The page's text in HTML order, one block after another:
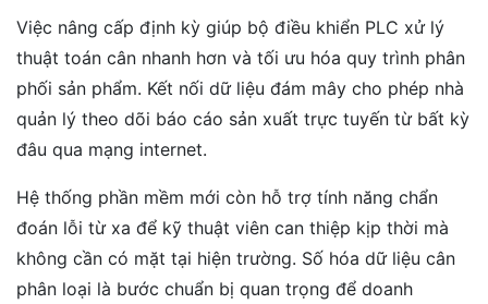
Việc nâng cấp định kỳ giúp bộ điều khiển PLC xử lý
thuật toán cân nhanh hơn và tối ưu hóa quy trình phân
phối sản phẩm. Kết nối dữ liệu đám mây cho phép nhà
quản lý theo dõi báo cáo sản xuất trực tuyến từ bất kỳ
đâu qua mạng internet.
Hệ thống phần mềm mới còn hỗ trợ tính năng chẩn
đoán lỗi từ xa để kỹ thuật viên can thiệp kịp thời mà
không cần có mặt tại hiện trường. Số hóa dữ liệu cân
phân loại là bước chuẩn bị quan trọng để doanh